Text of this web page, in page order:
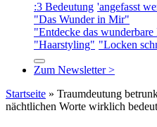
:3 Bedeutung 'angefasst
"Das Wunder in Mir"
"Entdecke das
"Haarstyling" "Locken
Zum Newsletter >
Startseite » Traumdeutung
nächtlichen Worte wirklich